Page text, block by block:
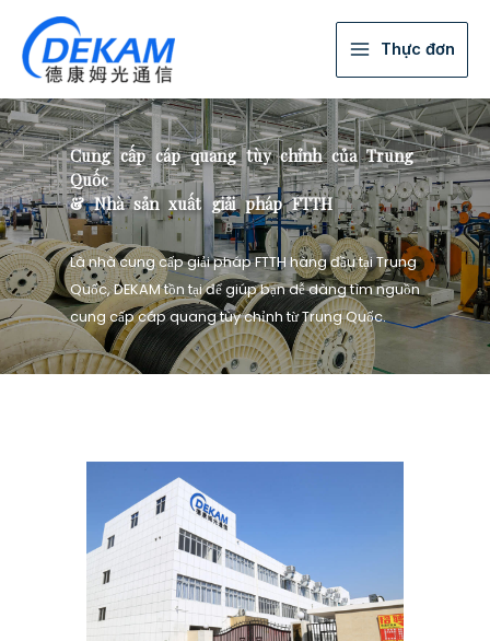
Thực đơn
Cung cấp cáp quang tùy chỉnh của Trung
Quốc
& Nhà sản xuất giải pháp FTTH
Là nhà cung cấp giải pháp FTTH hàng đầu tại Trung
Quốc, DEKAM tồn tại để giúp bạn dễ dàng tìm nguồn
cung cấp cáp quang tùy chỉnh từ Trung Quốc.